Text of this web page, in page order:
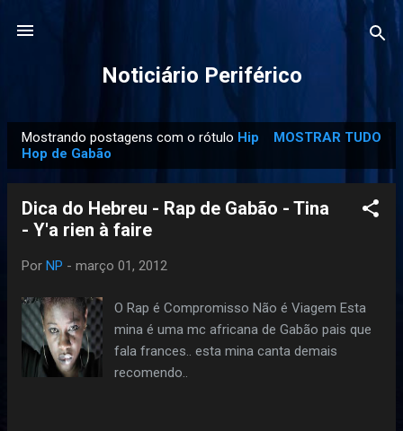
Noticiário Periférico
o
Mostrando postagens com o rótulo Hip
Hop de Gabão
MOSTRAR TUDO
Dica do Hebreu - Rap de Gabão - Tina
- Y'a rien à faire
Por NP - março 01, 2012
O Rap é Compromisso Não é Viagem Esta
mina é uma mc africana de Gabão pais que
fala frances.. esta mina canta demais
recomendo..